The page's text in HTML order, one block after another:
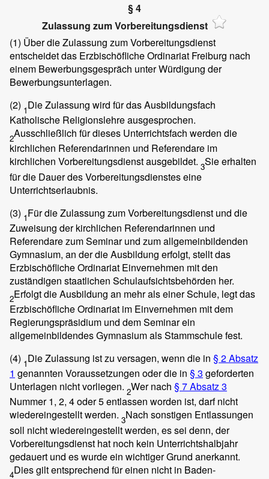
§ 4
Zulassung zum Vorbereitungsdienst
(1) Über die Zulassung zum Vorbereitungsdienst
entscheidet das Erzbischöfliche Ordinariat Freiburg nach
einem Bewerbungsgespräch unter Würdigung der
Bewerbungsunterlagen.
(2) 1Die Zulassung wird für das Ausbildungsfach
Katholische Religionslehre ausgesprochen.
2Ausschließlich für dieses Unterrichtsfach werden die
kirchlichen Referendarinnen und Referendare im
kirchlichen Vorbereitungsdienst ausgebildet. 3Sie erhalten
für die Dauer des Vorbereitungsdienstes eine
Unterrichtserlaubnis.
(3) 1Für die Zulassung zum Vorbereitungsdienst und die
Zuweisung der kirchlichen Referendarinnen und
Referendare zum Seminar und zum allgemeinbildenden
Gymnasium, an der die Ausbildung erfolgt, stellt das
Erzbischöfliche Ordinariat Einvernehmen mit den
zuständigen staatlichen Schulaufsichtsbehörden her.
2Erfolgt die Ausbildung an mehr als einer Schule, legt das
Erzbischöfliche Ordinariat im Einvernehmen mit dem
Regierungspräsidium und dem Seminar ein
allgemeinbildendes Gymnasium als Stammschule fest.
(4) 1Die Zulassung ist zu versagen, wenn die in § 2 Absatz
1 genannten Voraussetzungen oder die in § 3 geforderten
Unterlagen nicht vorliegen. 2Wer nach § 7 Absatz 3
Nummer 1, 2, 4 oder 5 entlassen worden ist, darf nicht
wiedereingestellt werden. 3Nach sonstigen Entlassungen
soll nicht wiedereingestellt werden, es sei denn, der
Vorbereitungsdienst hat noch kein Unterrichtshalbjahr
gedauert und es wurde ein wichtiger Grund anerkannt.
4Dies gilt entsprechend für einen nicht in Baden-